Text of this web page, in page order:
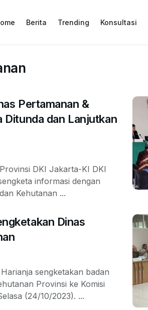
Berita Trending Konsultasi
Pertamanan &
Ditunda dan Lanjutkan
DKI Jakarta-KI DKI
informasi dengan
Kehutanan ...
Dinas
sengketakan badan
Provinsi ke Komisi
(24/10/2023). ...